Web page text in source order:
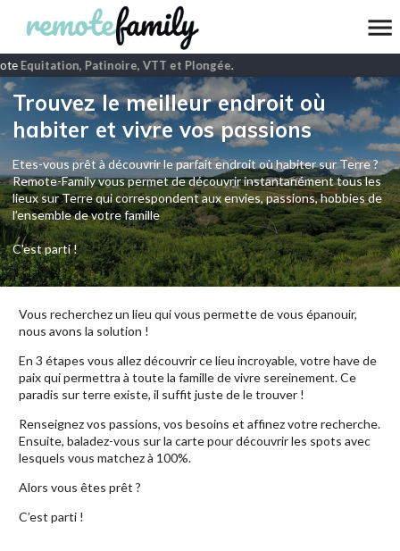
Equitation, Patinoire, VTT et Plongée.
Trouvez le meilleur endroit où
habiter et vivre vos passions
Etes-vous prêt à découvrir le parfait endroit où habiter sur Terre ?
Remote-Family vous permet de découvrir instantanément tous les
lieux sur Terre qui correspondent aux envies, passions, hobbies de
l’ensemble de votre famille
C'est parti !
Vous recherchez un lieu qui vous permette de vous épanouir,
nous avons la solution !
En 3 étapes vous allez découvrir ce lieu incroyable, votre have de
paix qui permettra à toute la famille de vivre sereinement. Ce
paradis sur terre existe, il suffit juste de le trouver !
Renseignez vos passions, vos besoins et affinez votre recherche.
Ensuite, baladez-vous sur la carte pour découvrir les spots avec
lesquels vous matchez à 100%.
Alors vous êtes prêt ?
C’est parti !